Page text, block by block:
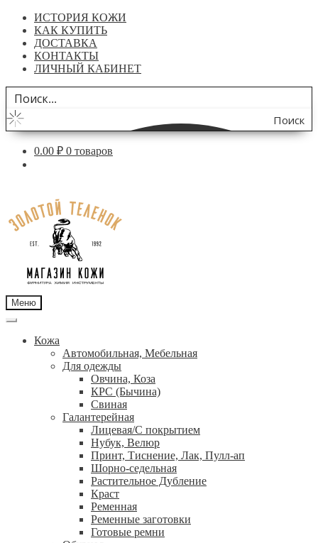
ИСТОРИЯ КОЖИ
КАК КУПИТЬ
ДОСТАВКА
КОНТАКТЫ
ЛИЧНЫЙ КАБИНЕТ
Поиск
по
0.00 ₽ 0 товаров
навигации
содержимому
Меню
Кожа
Автомобильная, Мебельная
Для одежды
Овчина, Коза
КРС (Бычина)
Свиная
Галантерейная
Лицевая/С покрытием
Нубук, Велюр
Принт, Тиснение, Лак, Пулл-ап
Шорно-седельная
Растительное Дубление
Краст
Ременная
Ременные заготовки
Готовые ремни